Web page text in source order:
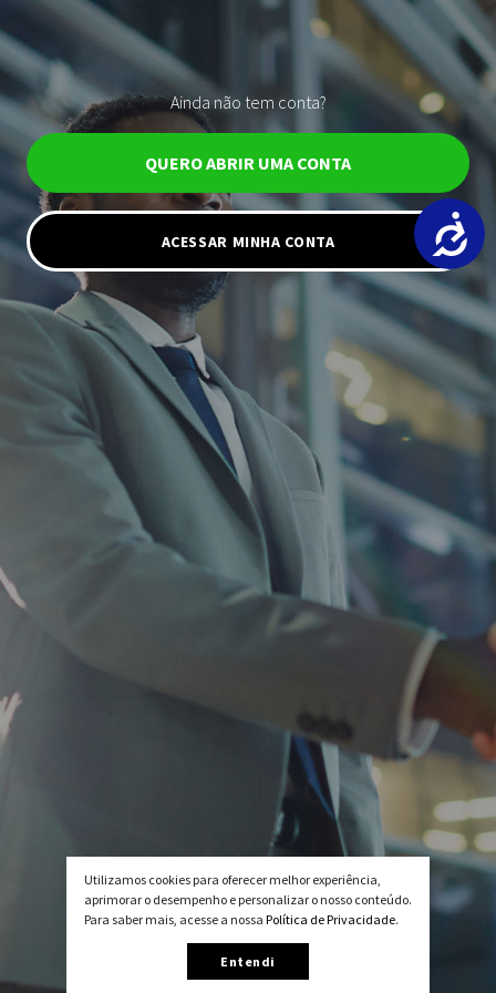
Ainda não tem conta?
QUERO ABRIR UMA CONTA
ACESSAR MINHA CONTA
Utilizamos cookies para oferecer melhor experiência,
aprimorar o desempenho e personalizar o nosso conteúdo.
Para saber mais, acesse a nossa Política de Privacidade.
Entendi